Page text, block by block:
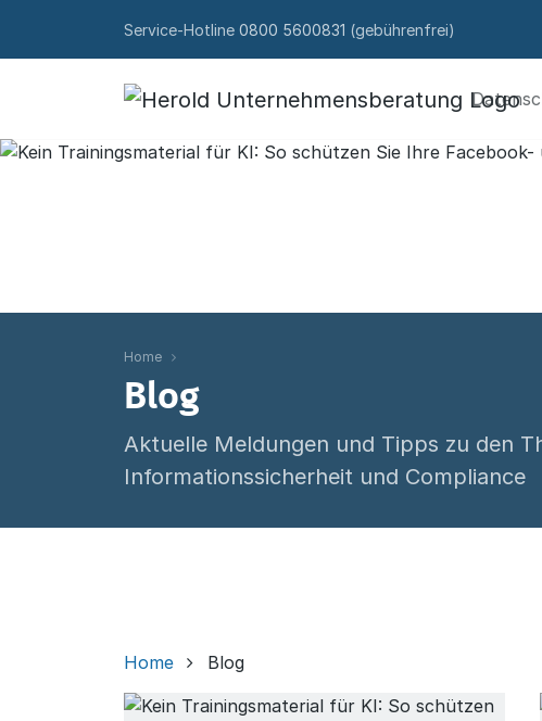
Service-Hotline 0800 5600831 (gebührenfrei)
Home
Blog
Aktuelle Meldungen und Tipps zu den
Informationssicherheit und Compliance
Home Blog